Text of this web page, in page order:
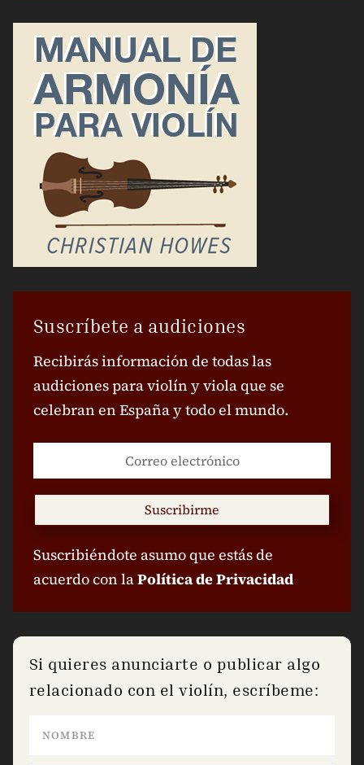
Suscríbete a audiciones
Recibirás información de todas las
audiciones para violín y viola que se
celebran en España y todo el mundo.
Suscribirme
Suscribiéndote asumo que estás de
acuerdo con laPolítica de Privacidad
Si quieres anunciarte o publicar algo
relacionado con el violín, escríbeme: